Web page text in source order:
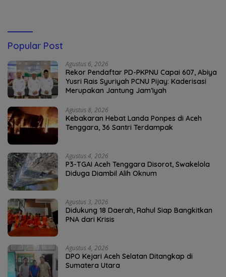
Popular Post
Agustus 6, 2026
Rekor Pendaftar PD-PKPNU Capai 607, Abiya
Yusri Rais Syuriyah PCNU Pijay: Kaderisasi
Merupakan Jantung Jam’iyah
Agustus 8, 2026
Kebakaran Hebat Landa Ponpes di Aceh
Tenggara, 36 Santri Terdampak
Agustus 4, 2026
P3-TGAI Aceh Tenggara Disorot, Swakelola
Diduga Diambil Alih Oknum
Agustus 3, 2026
Didukung 18 Daerah, Rahul Siap Bangkitkan
PNA dari Krisis
Agustus 4, 2026
DPO Kejari Aceh Selatan Ditangkap di
Sumatera Utara